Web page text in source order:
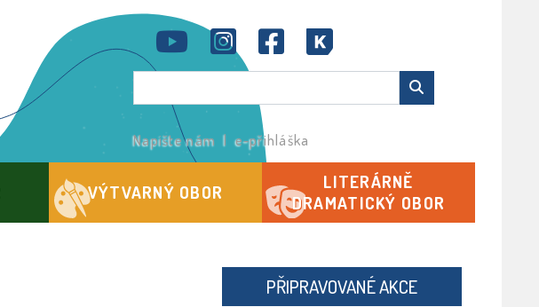
Napište nám |e-přihláška
VÝTVARNÝ OBOR
LITERÁRNĚ
DRAMATICKÝ OBOR
PŘIPRAVOVANÉ AKCE